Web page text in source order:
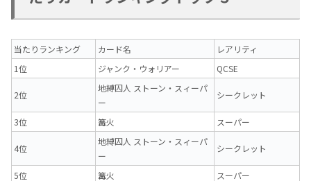
当たりランキング カード名
レアリティ
1位
ジャンク・ウォリアー QCSE
2位
地縛囚人 ストーン・スィーパ
ー
シークレット
3位 篝火 スーパー
4位
地縛囚人 ストーン・スィーパ
ー
シークレット
5位 篝火 スーパー